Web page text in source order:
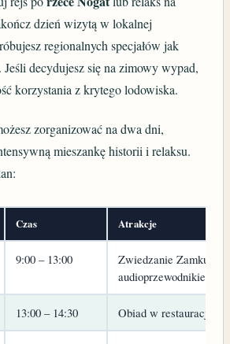
dzień wizytą w lokalnej
regionalnych specjałów jak
Jeśli decydujesz się na zimowy wypad,
korzystania z krytego lodowiska.
zorganizować na dwa dni,
mieszankę historii i relaksu.
Czas Atrakcje
9:00 – 13:00
Zwiedzanie Zamku
audioprzewodnikiem
13:00 – 14:30 Obiad w restauracji